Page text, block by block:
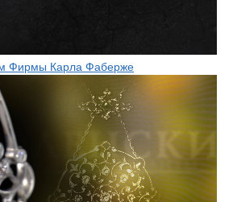
Фирмы Карла Фаберже